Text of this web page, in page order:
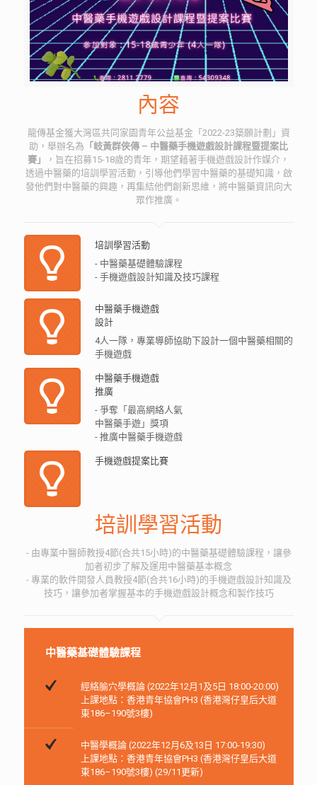
內容
龍傳基金獲大灣區共同家園青年公益基金「2022-23築願計劃」資
助，舉辦名為 「岐黃群俠傳 – 中醫藥手機遊戲設計課程暨提案比
賽」
，旨在招募15-18歲的青年，期望藉著手機遊戲設計作媒介，
透過中醫藥的培訓學習活動，引導他們學習中醫藥的基礎知識，啟
發他們對中醫藥的興趣，再集結他們創新思維，將中醫藥資訊向大
眾作推廣。
培訓學習活動
- 中醫藥基礎體驗課程
- 手機遊戲設計知識及技巧課程
中醫藥手機遊戲
設計
4人一隊，專業導師協助下設計一個中醫藥相關的
手機遊戲
中醫藥手機遊戲
推廣
- 爭奪「最高網絡人氣
中醫藥手遊」獎項
- 推廣中醫藥手機遊戲
手機遊戲提案比賽
培訓學習活動
- 由專業中醫師教授4節(合共15小時)的中醫藥基礎體驗課程，讓參
加者初步了解及運用中醫藥基本概念
- 專業的軟件開發人員教授4節(合共16小時)的手機遊戲設計知識及
技巧，讓參加者掌握基本的手機遊戲設計概念和製作技巧
中醫藥基礎體驗課程
經絡腧穴學概論 (2022年12月1及5日 18:00-20:00)
上課地點：香港青年協會PH3 (香港灣仔皇后大道
東186–190號3樓)
中醫學概論 (2022年12月6及13日 17:00-19:30)
上課地點：香港青年協會PH3 (香港灣仔皇后大道
東186–190號3樓) (29/11更新)